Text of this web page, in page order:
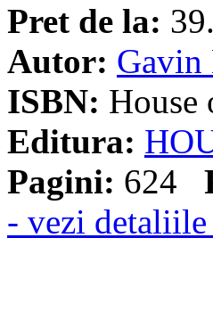
Pret de la:
Autor: Gavin
ISBN: House
Editura:
Pagini: 624
- vezi